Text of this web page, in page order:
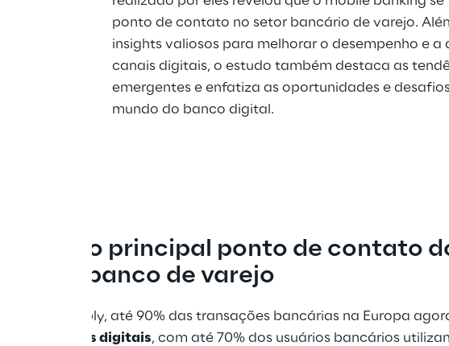
ponto de contato no setor bancário de varejo.
insights valiosos para melhorar o desempenho e a
canais digitais, o estudo também destaca as
emergentes e enfatiza as oportunidades e
mundo do banco digital.
o principal ponto de contato
banco de varejo
dados da Reply, até 90% das transações bancárias na Europa
canais digitais, com até 70% dos usuários bancários